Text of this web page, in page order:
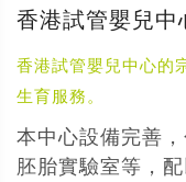
香港試管嬰兒中
香港試管嬰兒中心的
生育服務。
本中心設備完善
胚胎實驗室等，